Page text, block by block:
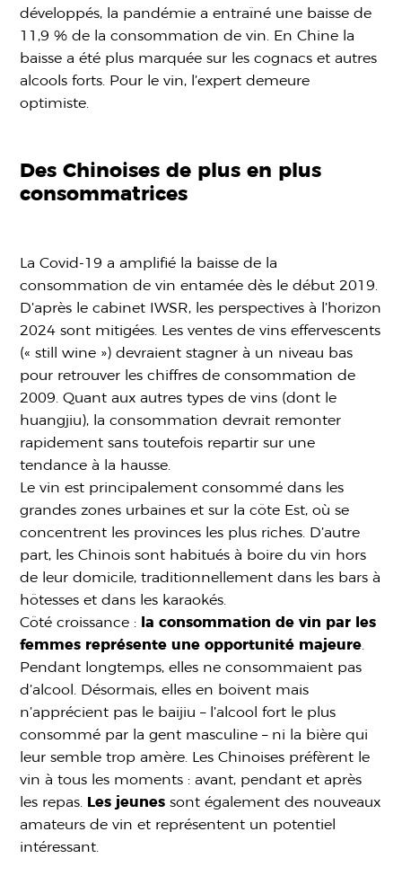
développés, la pandémie a entraîné une baisse de
11,9 % de la consommation de vin. En Chine la
baisse a été plus marquée sur les cognacs et autres
alcools forts. Pour le vin, l’expert demeure
optimiste.
Des Chinoises de plus en plus
consommatrices
La Covid-19 a amplifié la baisse de la
consommation de vin entamée dès le début 2019.
D’après le cabinet IWSR, les perspectives à l’horizon
2024 sont mitigées. Les ventes de vins effervescents
(« still wine ») devraient stagner à un niveau bas
pour retrouver les chiffres de consommation de
2009. Quant aux autres types de vins (dont le
huangjiu), la consommation devrait remonter
rapidement sans toutefois repartir sur une
tendance à la hausse.
Le vin est principalement consommé dans les
grandes zones urbaines et sur la côte Est, où se
concentrent les provinces les plus riches. D’autre
part, les Chinois sont habitués à boire du vin hors
de leur domicile, traditionnellement dans les bars à
hôtesses et dans les karaokés.
Côté croissance : la consommation de vin par les
femmes représente une opportunité majeure.
Pendant longtemps, elles ne consommaient pas
d’alcool. Désormais, elles en boivent mais
n’apprécient pas le baijiu – l’alcool fort le plus
consommé par la gent masculine – ni la bière qui
leur semble trop amère. Les Chinoises préfèrent le
vin à tous les moments : avant, pendant et après
les repas. Les jeunes sont également des nouveaux
amateurs de vin et représentent un potentiel
intéressant.